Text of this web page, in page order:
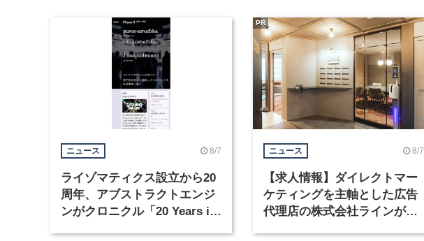
ニュース 8/7
ライゾマティクス設立から20
周年、アブストラクトエンジ
ンがクロニクル「20 Years in
ニュース 8/7
【求人情報】ダイレクトマー
ケティングを主軸とした広告
代理店の株式会社ラインが、
PR